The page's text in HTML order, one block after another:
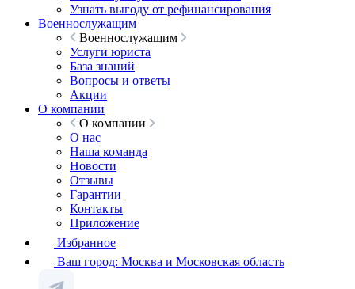
Узнать выгоду от рефинансирования
Военнослужащим
Военнослужащим
Услуги юриста
База знаний
Вопросы и ответы
Акции
О компании
О компании
О нас
Наша команда
Новости
Отзывы
Гарантии
Контакты
Приложение
Избранное
Ваш город: Москва и Московская область